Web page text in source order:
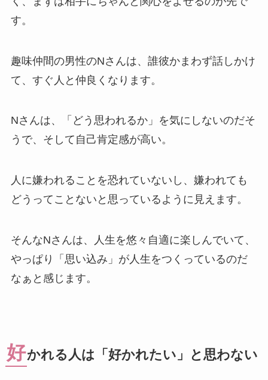
す。
趣味仲間の男性のNさんは、誰彼かまわず話しかけ
て、すぐ人と仲良くなります。
Nさんは、「どう思われるか」を気にしないのだそ
うで、そして自己肯定感が高い。
人に嫌われることを恐れていないし、嫌われても
どうってことないと思っているように見えます。
そんなNさんは、人生を悠々自適に楽しんでいて、
やっぱり「思い込み」が人生をつくっているのだ
なぁと感じます。
好かれる人は「好かれたい」と思わない